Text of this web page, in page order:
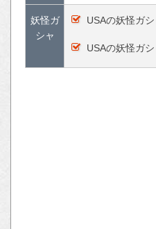
妖怪ガ
シャ
USAの妖怪ガ
USAの妖怪ガ